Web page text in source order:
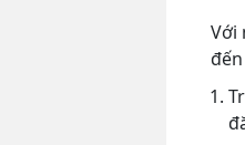
Với